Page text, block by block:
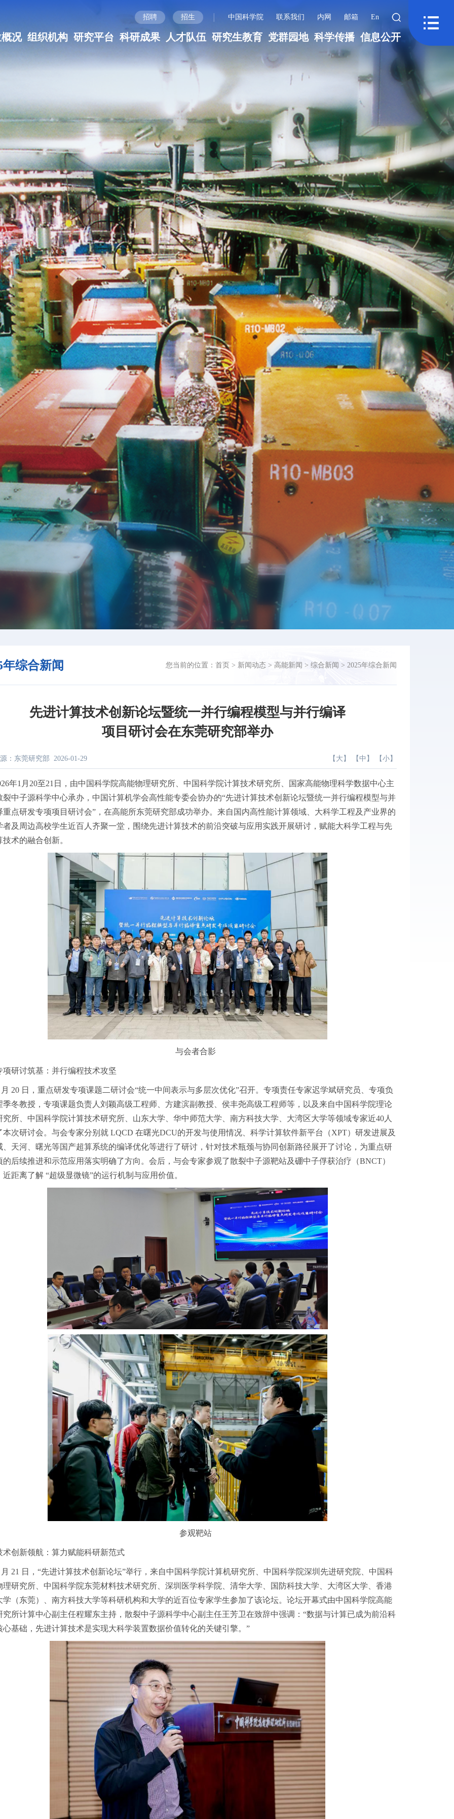
招聘 招生 | 中国科学院 联系我们 内网 邮箱 En
况 组织机构 研究平台 科研成果 人才队伍 研究生教育 党群园地 科学传播 信息公开
年综合新闻 您当前的位置： 首页 > 新闻动态 > 高能新闻 > 综合新闻 > 2025年综合新闻
先进计算技术创新论坛暨统一并行编程模型与并行编译
项目研讨会在东莞研究部举办
：东莞研究部 2026-01-29 【 大 】 【 中 】 【 小 】
年1月20至21日，由中国科学院高能物理研究所、中国科学院计算技术研究所、国家高能物理科学数据中心主
裂中子源科学中心承办，中国计算机学会高性能专委会协办的“先进计算技术创新论坛暨统一并行编程模型与并
重点研发专项项目研讨会”，在高能所东莞研究部成功举办。来自国内高性能计算领域、大科学工程及产业界的
者及周边高校学生近百人齐聚一堂，围绕先进计算技术的前沿突破与应用实践开展研讨，赋能大科学工程与先
术的融合创新。
与会者合影
项研讨筑基：并行编程技术攻坚
20 日，重点研发专项课题二研讨会“统一中间表示与多层次优化”召开。专项责任专家迟学斌研究员、专项负
季冬教授，专项课题负责人刘颖高级工程师、方建滨副教授、侯丰尧高级工程师等，以及来自中国科学院理论
究所、中国科学院计算技术研究所、山东大学、华中师范大学、南方科技大学、大湾区大学等领域专家近40人
本次研讨会。与会专家分别就 LQCD 在曙光DCU的开发与使用情况、科学计算软件新平台（XPT）研发进展及
、天河、曙光等国产超算系统的编译优化等进行了研讨，针对技术瓶颈与协同创新路径展开了讨论，为重点研
的后续推进和示范应用落实明确了方向。会后，与会专家参观了散裂中子源靶站及硼中子俘获治疗（BNCT）
近距离了解 “超级显微镜”的运行机制与应用价值。
参观靶站
术创新领航：算力赋能科研新范式
21 日，“先进计算技术创新论坛”举行，来自中国科学院计算机研究所、中国科学院深圳先进研究院、中国科
理研究所、中国科学院东莞材料技术研究所、深圳医学科学院、清华大学、国防科技大学、大湾区大学、香港
学（东莞）、南方科技大学等科研机构和大学的近百位专家学生参加了该论坛。论坛开幕式由中国科学院高能
究所计算中心副主任程耀东主持，散裂中子源科学中心副主任王芳卫在致辞中强调：“数据与计算已成为前沿科
心基础，先进计算技术是实现大科学装置数据价值转化的关键引擎。”